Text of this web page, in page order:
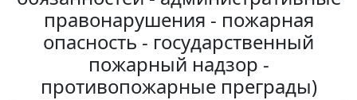
правонарушения - пожарная
опасность - государственный
пожарный надзор -
противопожарные преграды)